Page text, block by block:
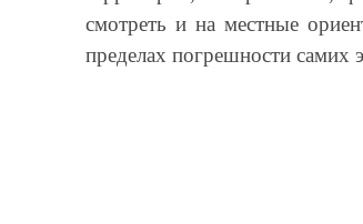
смотреть и на местные
пределах погрешности самих